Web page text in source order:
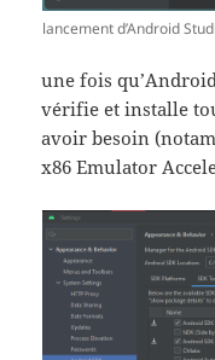
lancement d’Android
une fois
vérifie et installe
avoir besoin
x86 Emulator